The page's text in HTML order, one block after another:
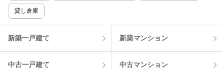
該当件数:
3件
貸し倉庫
新築一戸建て 新築マンション
中古一戸建て 中古マンション